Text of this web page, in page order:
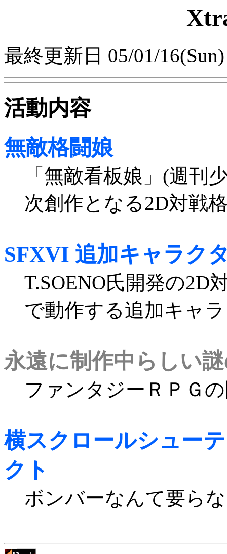
最終更新日 05/01/16(Sun)
活動内容
無敵格闘娘
「無敵看板娘」(週刊
次創作となる2D対戦
SFXVI 追加キャラク
T.SOENO氏開発の2D
で動作する追加キャ
永遠に制作中らしい
ファンタジーＲＰＧ
横スクロールシュー
クト
ボンバーなんて要ら